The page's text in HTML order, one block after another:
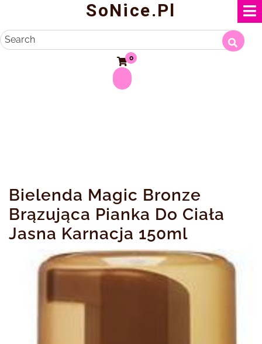
content
SoNice.pl
Search
0
Bielenda Magic Bronze
Brązująca Pianka Do Ciała
Jasna Karnacja 150ml